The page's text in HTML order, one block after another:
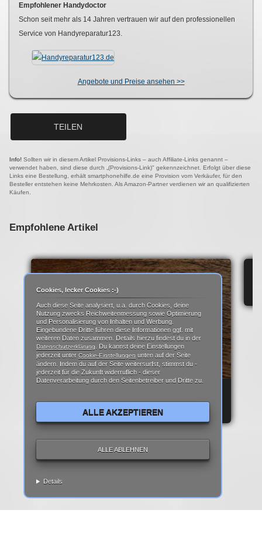
Empfohlener Handydoctor
Schon seit mehr als 14 Jahren vertrauen wir auf den professionellen
Service von Handyreparatur123.
Angebote und Preise ansehen >>
TEILEN
Info! Sollten wir in diesem Artikel Provisions-Links – auch Affiliate-Links genannt –
verwendet haben, sind diese durch „(Provisions-Link)" gekennzeichnet. Erfolgt über diese
Links eine Bestellung, erhält smartphonehilfe.de eine Provision vom Verkäufer, für den
Besteller entstehen keine Mehrkosten. Als Amazon-Partner verdienen wir an qualifizierten
Käufen.
Empfohlene Artikel
REPARATUR ANLEITUNG | TEARDOWN
Cookies, lecker Cookies :-)
Auch diese Seite analysiert, u.a. durch Cookies, deine
Nutzung zwecks Reichweitenmessung sowie Optimierung
und Personalisierung von Inhalten und Werbung.
Eingebundene Dritte führen diese Informationen ggf. mit
weiteren Daten zusammen. Details hierzu findest du in der
Datenschutzerklärung
. Du kannst deine Einstellungen
jederzeit unter Cookie-Einstellungen unten auf der Seite
ändern. Indem du auf der Seite weitersurfst, stimmst du -
jederzeit für die Zukunft widerruflich - dieser
Datenverarbeitung durch den Seitenbetreiber und Dritte zu.
ALLE AKZEPTIEREN
ALLE ABLEHNEN
Details